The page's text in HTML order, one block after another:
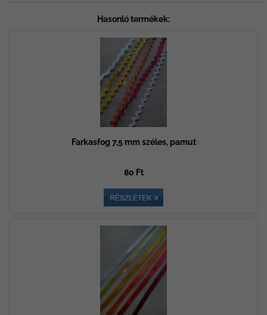
Hasonló termékek:
Farkasfog 7,5 mm széles, pamut
80 Ft